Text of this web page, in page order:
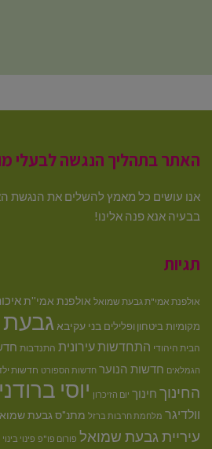
האתר בתהליך הנגשה לבעלי
אנו עושים כל מאמץ להשלים את הנגשת
בבעיה אנא פנה אלינו!
תגיות
אולפנת אמי"ת גבעת שמואל אולפנת אמי''ת
מקומיות ביטחון ופלילים בני עקיבא
הבית היהודי התחדשות עירונית התנדבות
הגמלאים חדשות הנוער חדשות הספורט חדשות
החינוך חינוך יום הזיכרון יוסי ברודני
וולדיגר מלחמת חרבות ברזל מתנ"ס גבעת
עיריית גבעת שמואל פורום פו"פ פינוי בינוי